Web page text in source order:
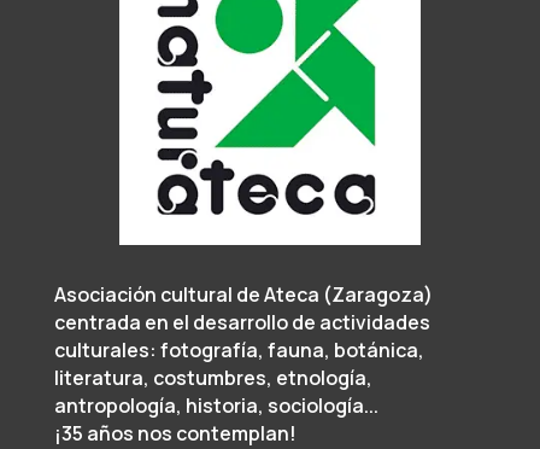
Asociación cultural de Ateca (Zaragoza)
centrada en el desarrollo de actividades
culturales: fotografía, fauna, botánica,
literatura, costumbres, etnología,
antropología, historia, sociología...
¡35 años nos contemplan!